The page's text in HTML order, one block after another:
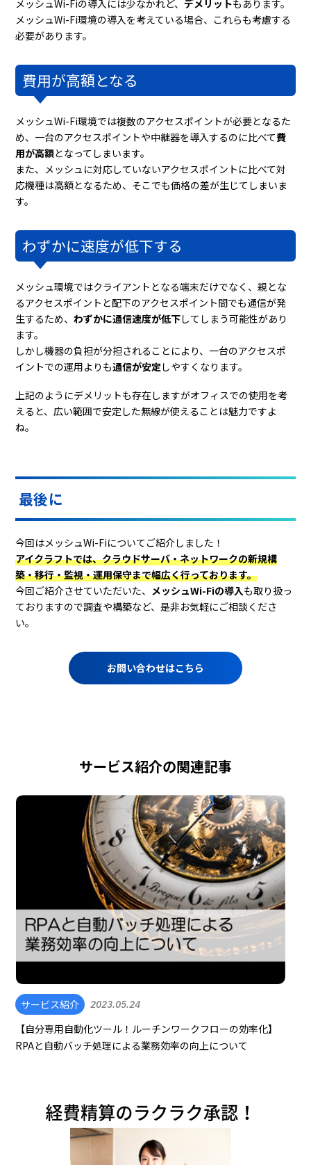
メッシュWi-Fiの導入には少なかれど、デメリットもあります。
メッシュWi-Fi環境の導入を考えている場合、これらも考慮する
必要があります。
費用が高額となる
メッシュWi-Fi環境では複数のアクセスポイントが必要となるた
め、一台のアクセスポイントや中継器を導入するのに比べて費
用が高額となってしまいます。
また、メッシュに対応していないアクセスポイントに比べて対
応機種は高額となるため、そこでも価格の差が生じてしまいま
す。
わずかに速度が低下する
メッシュ環境ではクライアントとなる端末だけでなく、親とな
るアクセスポイントと配下のアクセスポイント間でも通信が発
生するため、わずかに通信速度が低下してしまう可能性があり
ます。
しかし機器の負担が分担されることにより、一台のアクセスポ
イントでの運用よりも通信が安定しやすくなります。
上記のようにデメリットも存在しますがオフィスでの使用を考
えると、広い範囲で安定した無線が使えることは魅力ですよ
ね。
最後に
今回はメッシュWi-Fiについてご紹介しました！
アイクラフトでは、クラウドサーバ・ネットワークの新規構
築・移行・監視・運用保守まで幅広く行っております。
今回ご紹介させていただいた、 メッシュWi-Fiの導入も取り扱っ
ておりますので調査や構築など、是非お気軽にご相談くださ
い。
お問い合わせはこちら
サービス紹介の関連記事
サービス紹介 2023.05.24
【自分専用自動化ツール！ルーチンワークフローの効率化】
RPAと自動バッチ処理による業務効率の向上について